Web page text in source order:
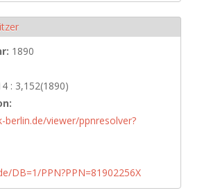
1890
: 3,152(1890)
berlin.de/viewer/ppnresolver?
DB=1/PPN?PPN=81902256X